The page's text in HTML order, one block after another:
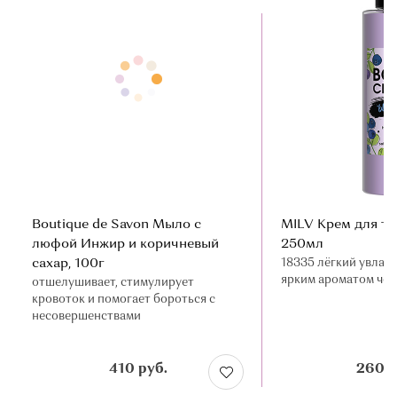
Boutique de Savon Мыло с
люфой Инжир и коричневый
сахар, 100г
отшелушивает, стимулирует
кровоток и помогает бороться с
несовершенствами
410 руб.
MILV Крем для
250мл
18335 лёгкий
ярким ароматом
260